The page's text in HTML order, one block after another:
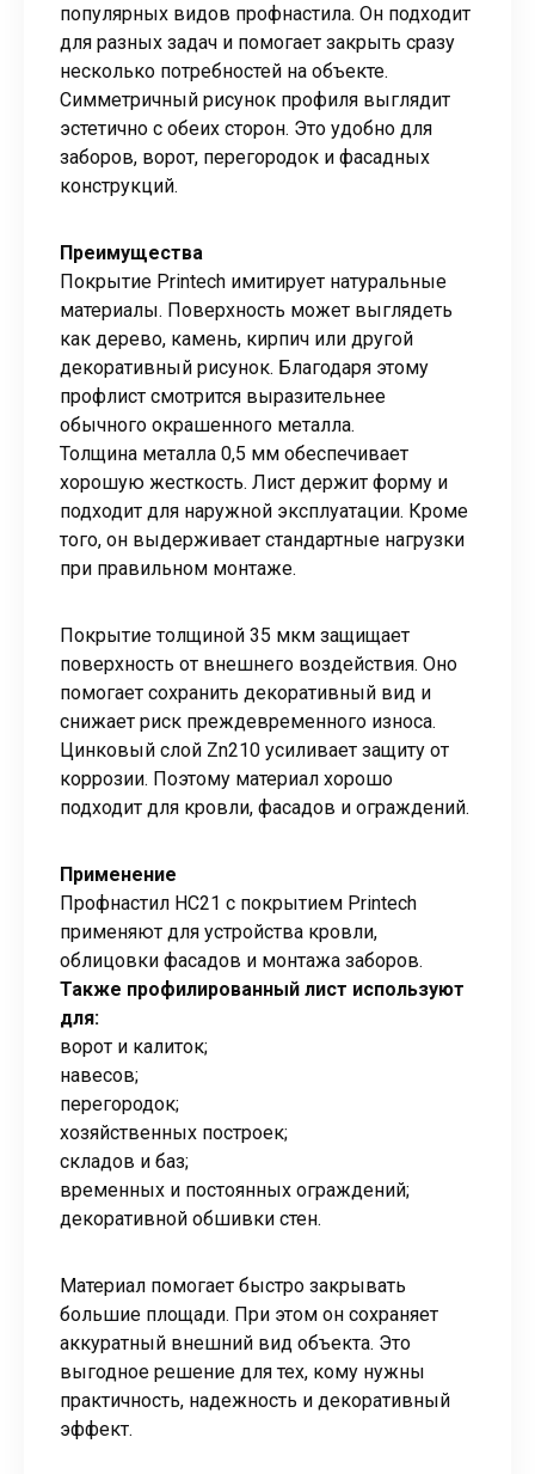
популярных видов профнастила. Он подходит
для разных задач и помогает закрыть сразу
несколько потребностей на объекте.
Симметричный рисунок профиля выглядит
эстетично с обеих сторон. Это удобно для
заборов, ворот, перегородок и фасадных
конструкций.
Преимущества
Покрытие Printech имитирует натуральные
материалы. Поверхность может выглядеть
как дерево, камень, кирпич или другой
декоративный рисунок. Благодаря этому
профлист смотрится выразительнее
обычного окрашенного металла.
Толщина металла 0,5 мм обеспечивает
хорошую жесткость. Лист держит форму и
подходит для наружной эксплуатации. Кроме
того, он выдерживает стандартные нагрузки
при правильном монтаже.
Покрытие толщиной 35 мкм защищает
поверхность от внешнего воздействия. Оно
помогает сохранить декоративный вид и
снижает риск преждевременного износа.
Цинковый слой Zn210 усиливает защиту от
коррозии. Поэтому материал хорошо
подходит для кровли, фасадов и ограждений.
Применение
Профнастил НС21 с покрытием Printech
применяют для устройства кровли,
облицовки фасадов и монтажа заборов.
Также профилированный лист используют
для:
ворот и калиток;
навесов;
перегородок;
хозяйственных построек;
складов и баз;
временных и постоянных ограждений;
декоративной обшивки стен.
Материал помогает быстро закрывать
большие площади. При этом он сохраняет
аккуратный внешний вид объекта. Это
выгодное решение для тех, кому нужны
практичность, надежность и декоративный
эффект.